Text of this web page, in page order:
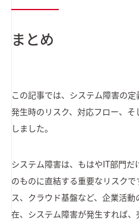
まとめ
この記事では、システム障害の定
発生時のリスク、対応フロー、
しました。
システム障害は、もはやIT部門
のものに直結する重要なリスク
ス、クラウド基盤など、企業活
在、システム障害が発生すれば